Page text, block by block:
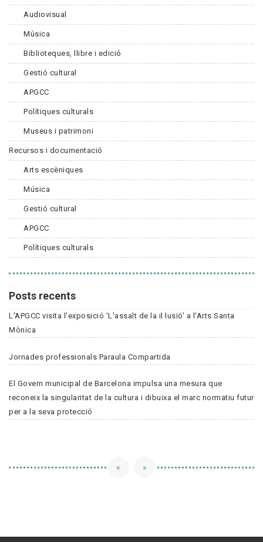
Audiovisual
Música
Biblioteques, llibre i edició
Gestió cultural
APGCC
Polítiques culturals
Museus i patrimoni
Recursos i documentació
Arts escèniques
Música
Gestió cultural
APGCC
Polítiques culturals
Posts recents
L'APGCC visita l'exposició 'L'assalt de la il·lusió' a l'Arts Santa
Mònica
Jornades professionals Paraula Compartida
El Govern municipal de Barcelona impulsa una mesura que
reconeix la singularitat de la cultura i dibuixa el marc normatiu futur
per a la seva protecció
« »